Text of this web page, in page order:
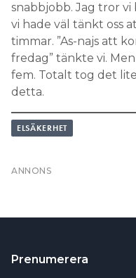
fem. Totalt tog det
detta.
ELSÄKERHET
Prenumerera
Hantera